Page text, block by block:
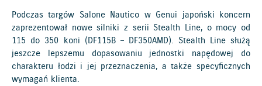
Podczas targów Salone Nautico w Genui japoński koncern
zaprezentował nowe silniki z serii Stealth Line, o mocy od
115 do 350 koni (DF115B – DF350AMD). Stealth Line służą
jeszcze lepszemu dopasowaniu jednostki napędowej do
charakteru łodzi i jej przeznaczenia, a także specyficznych
wymagań klienta.